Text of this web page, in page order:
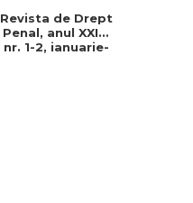
Revista de Drept
Penal, anul XXIX,
nr. 1-2, ianuarie-